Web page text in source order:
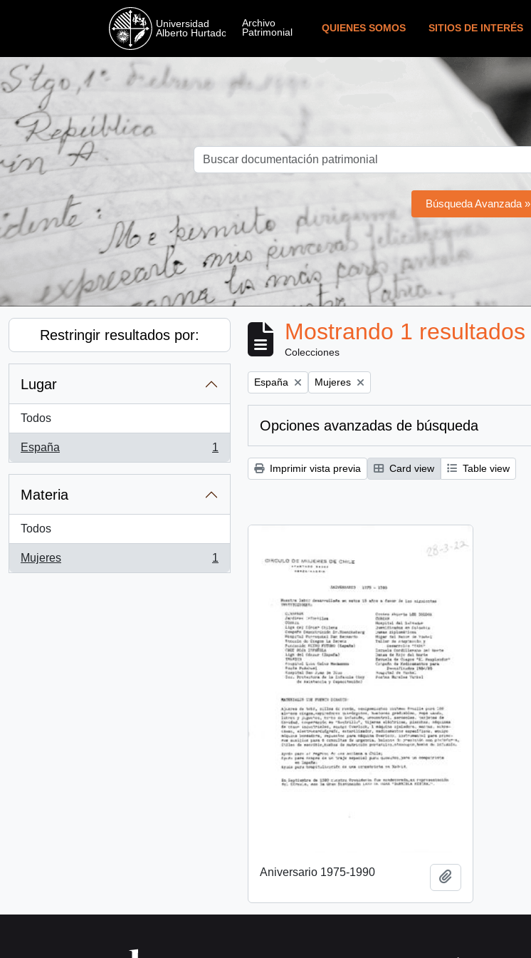
QUIENES SOMOS SITIOS DE INTERÉS
Búsqueda Avanzada »
Restringir resultados por:
Lugar
Todos
España
, 1 resultados
1
Materia
Todos
Mujeres
, 1 resultados
1
Mostrando 1 resultados
Colecciones
Remove filter:
España Remove filter:
Mujeres
Opciones avanzadas de búsqueda
Imprimir vista previa Card view Table view
Aniversario 1975-1990